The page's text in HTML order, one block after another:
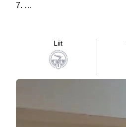
7. …
Liit